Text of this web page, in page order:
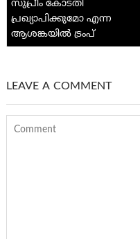
സുപ്രീം കോടതി
പ്രഖ്യാപിക്കുമോ എന്ന
ആശങ്കയില്‍ ട്രം‌പ്
LEAVE A COMMENT